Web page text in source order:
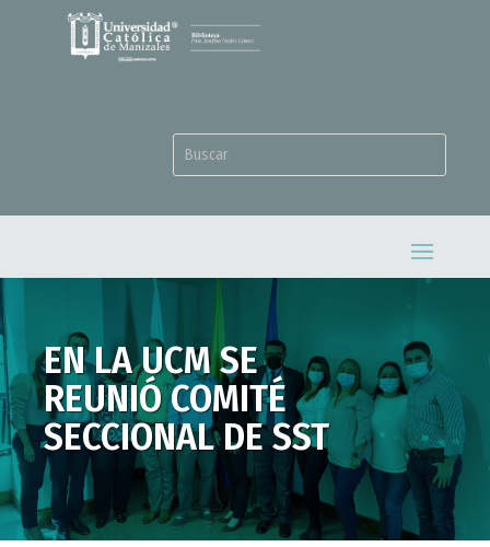
EN LA UCM SE
REUNIÓ COMITÉ
SECCIONAL DE SST